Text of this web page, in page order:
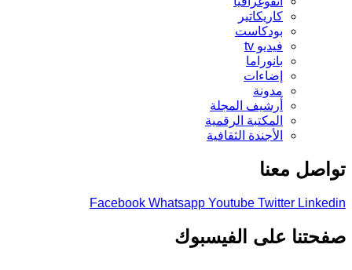
كاريكاتير
بودكاست
فيديو tv
بانوراما
إضاءات
مدونة
أرشيف المجلة
المكتبة الرقمية
الأجندة الثقافية
تواصل معنا
Facebook Whatsapp Youtube Twitter Linkedin
صفحتنا على الفيسبوك